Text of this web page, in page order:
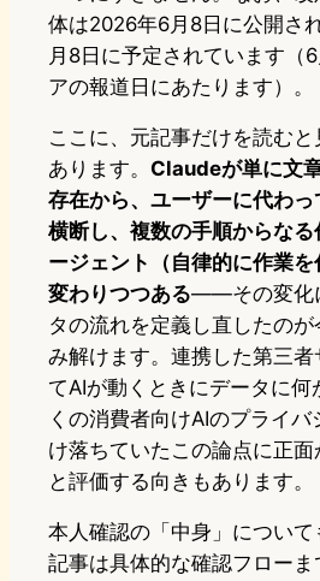
体は2026年6月8日に公開さ
月8日に予定されています（
アの報道日にあたります）。
ここに、元記事だけを読む
あります。 Claudeが単に文
存在から、ユーザーに代わ
横断し、複数の手順からな
ージェント（自律的に作業
変わりつつある——その変化
タの流れを定義し直したの
み解けます。連携した第三
てAIが動くときにデータに何
くの消費者向けAIのプライ
け落ちていたこの論点に正
と評価する向きもあります。
本人確認の「中身」につい
記事は具体的な確認フロー